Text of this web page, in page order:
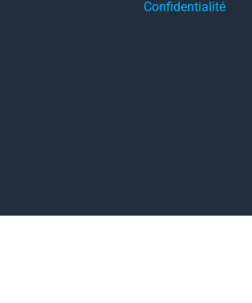
Confidentialité